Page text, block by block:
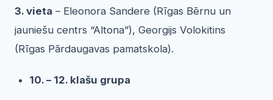
3. vieta – Eleonora Sandere (Rīgas Bērnu un
jauniešu centrs “Altona”), Georgijs Volokitins
(Rīgas Pārdaugavas pamatskola).
10. – 12. klašu grupa